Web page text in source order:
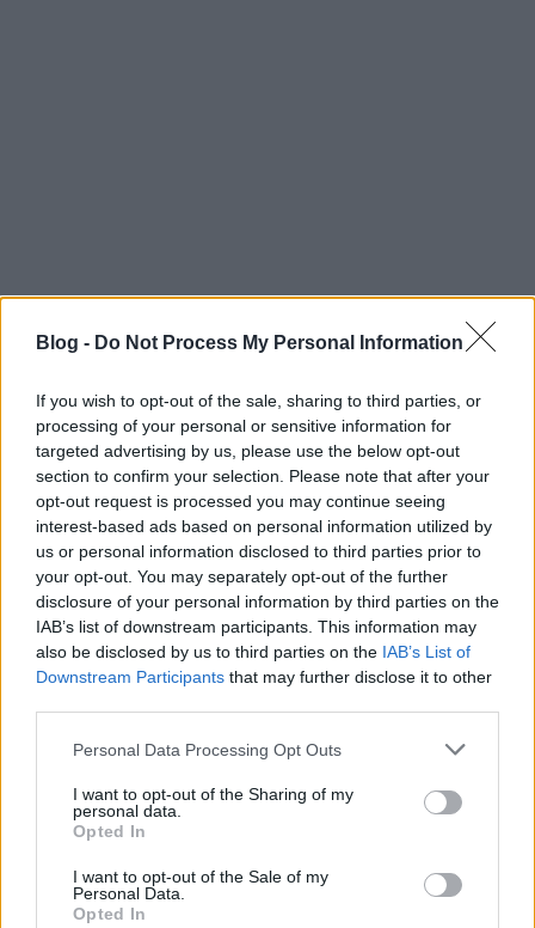
Blog - Do Not Process My Personal Information
If you wish to opt-out of the sale, sharing to third parties, or
processing of your personal or sensitive information for
targeted advertising by us, please use the below opt-out
section to confirm your selection. Please note that after your
opt-out request is processed you may continue seeing
interest-based ads based on personal information utilized by
us or personal information disclosed to third parties prior to
your opt-out. You may separately opt-out of the further
disclosure of your personal information by third parties on the
IAB’s list of downstream participants. This information may
also be disclosed by us to third parties on the IAB’s List of
Downstream Participants that may further disclose it to other
Please note that this website/app uses one or more Google
not limited to your visit or usage behaviour. You may click to
grant or deny consent to Google and its third-party tags to
use your data for below specified purposes in below Google
consent section.
Personal Data Processing Opt Outs
I want to opt-out of the Sharing of my
personal data.
Opted In
I want to opt-out of the Sale of my
Personal Data.
Opted In
Kim Ji-woon legutóbbi filmjét,A Jó, a Rossz és a
Furcsakoreai western-átiratát sajnos a magyar
mozik nem mutatták be, sőt ezidáig dévédén sem
jelent meg, ez a csúfság azonban következő
projektjével már aligha eshet meg, lévén angol
nyelven forgat, angol színészekkel. Claude Sautet
heist klasszikusát, az 1971-esMax et les ferrailleurs-t
dolgozza fel (magyar cím:Sátáni ötlet), amelyben
egy francia detektív próbál csőbe húzni egy
rablóbandát. A forgatás ennek ellenére nem
Franciaországban, hanem (a producerek 'kérésére')
Owent és Sienna Millert szemelte ki a rendező. (via:
twitchfilm.net)
Címkék:hír thriller